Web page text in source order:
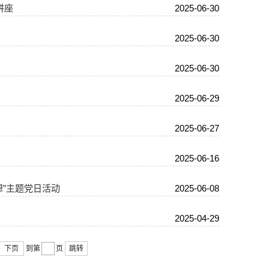
座 2025-06-30
2025-06-30
2025-06-30
2025-06-29
2025-06-27
2025-06-16
主题党日活动 2025-06-08
2025-04-29
下页 到第 页 跳转